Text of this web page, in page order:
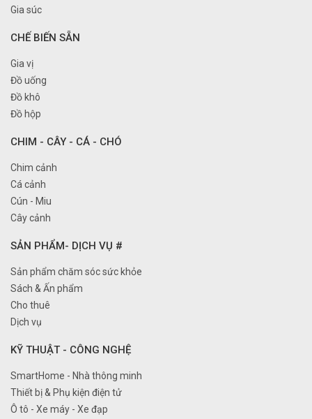
Gia súc
CHẾ BIẾN SẴN
Gia vị
Đồ uống
Đồ khô
Đồ hộp
CHIM - CÂY - CÁ - CHÓ
Chim cảnh
Cá cảnh
Cún - Miu
Cây cảnh
SẢN PHẨM- DỊCH VỤ #
Sản phẩm chăm sóc sức khỏe
Sách & Ấn phẩm
Cho thuê
Dịch vụ
KỸ THUẬT - CÔNG NGHỆ
SmartHome - Nhà thông minh
Thiết bị & Phụ kiện điện tử
Ô tô - Xe máy - Xe đạp